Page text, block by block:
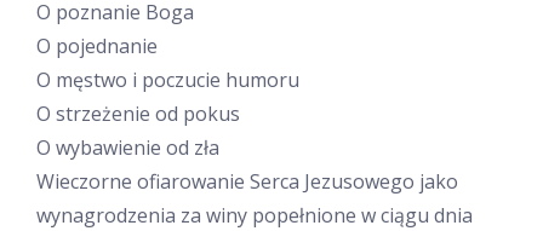
O poznanie Boga
O pojednanie
O męstwo i poczucie humoru
O strzeżenie od pokus
O wybawienie od zła
Wieczorne ofiarowanie Serca Jezusowego jako
wynagrodzenia za winy popełnione w ciągu dnia